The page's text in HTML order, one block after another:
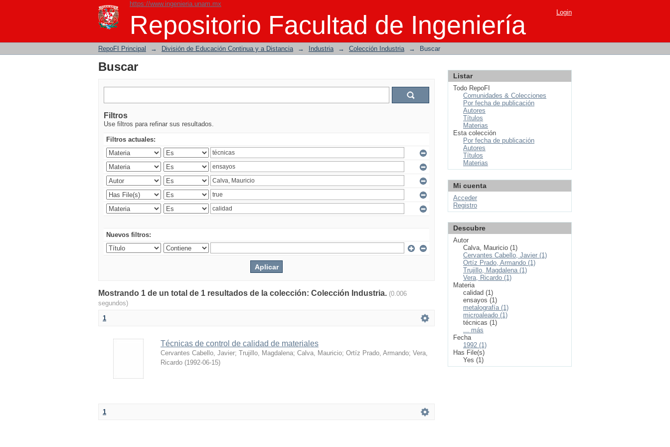
https://www.ingenieria.unam.mx
Repositorio Facultad de Ingeniería
Buscar Login
RepoFI Principal → División de Educación Continua y a Distancia → Industria → Colección Industria → Buscar
Buscar
Filtros
Use filtros para refinar sus resultados.
Filtros actuales:
Nuevos filtros:
Mostrando 1 de un total de 1 resultados de la colección: Colección Industria. (0.006
segundos)
1
Técnicas de control de calidad de materiales
Cervantes Cabello, Javier; Trujillo, Magdalena; Calva, Mauricio; Ortíz Prado, Armando; Vera,
Ricardo (1992-06-15)
1
Listar
Todo RepoFI
Comunidades & Colecciones
Por fecha de publicación
Autores
Títulos
Materias
Esta colección
Por fecha de publicación
Autores
Títulos
Materias
Mi cuenta
Acceder
Registro
Descubre
Autor
Calva, Mauricio (1)
Cervantes Cabello, Javier (1)
Ortíz Prado, Armando (1)
Trujillo, Magdalena (1)
Vera, Ricardo (1)
Materia
calidad (1)
ensayos (1)
metalografía (1)
microaleado (1)
técnicas (1)
... más
Fecha
1992 (1)
Has File(s)
Yes (1)